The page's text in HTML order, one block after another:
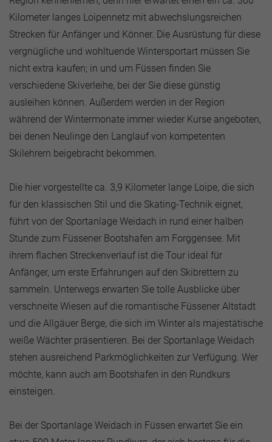
Kilometer langes Loipennetz mit abwechslungsreichen
Strecken für Anfänger und Könner. Die Ausrüstung für diese
vergnügliche und wohltuende Wintersportart müssen Sie
nicht extra kaufen; in und um Füssen finden Sie
verschiedene Skiverleihe, bei der Sie diese günstig
ausleihen können. Außerdem werden in der Region
während der Wintermonate immer wieder Kurse angeboten,
bei denen Neulinge den Langlauf von kompetenten
Skilehrern beigebracht bekommen.
Die hier vorgestellte ca. 3,9 Kilometer lange Loipe, die sich
für den klassischen Stil und die Skating-Technik eignet,
führt von der Sportanlage Weidach in rund einer halben
Stunde zum Füssener Bootshafen am Forggensee. Mit
ihrem flachen Streckenverlauf ist die Tour ideal für
Anfänger, um erste Erfahrungen auf den Skibrettern zu
sammeln. Unterwegs erwarten Sie tolle Ausblicke über
verschneite Wiesen auf die romantische Füssener Altstadt
und die Allgäuer Berge, die sich im Winter als majestätische
weiße Wächter präsentieren. Bei der Sportanlage Weidach
stehen ausreichend Parkmöglichkeiten zur Verfügung. Wer
möchte, kann auch am Bootshafen in den Rundkurs
einsteigen.
Bei der Sportanlage Weidach in Füssen erwartet Sie ein